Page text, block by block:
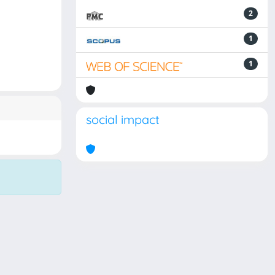
2
1
1
social impact